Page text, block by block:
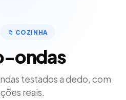
📁 COZINHA
ondas
testados a dedo, com
reais.